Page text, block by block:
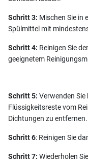
Schritt 3: Mischen Sie in
Spülmittel mit
Schritt 4: Reinigen Sie
geeignetem
Schritt 5: Verwenden
Flüssigkeitsreste vom
Dichtungen zu entfernen.
Schritt 6: Reinigen Sie
Schritt 7: Wiederholen